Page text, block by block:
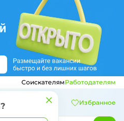
?
СоискателямРаботодателям
Избранное